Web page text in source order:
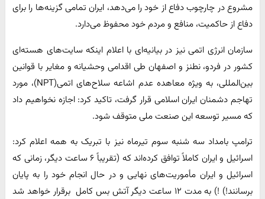
مشروع در چارچوب دفاع از خود را می‌دهد، ایران تمامی گزینه‌ها را برای
دفاع از حاکمیت، منافع و مردم خود محفوظ می‌دارد.
سازمان انرژی اتمی نیز در بیانیه‌ای با اعلام اینکه سایت‌های هسته‌ای
کشور در فردو، نطنز و اصفهان طی اقدامی وحشیانه و مغایر با قوانین
بین‌المللی، به ویژه معاهده عدم اشاعه سلاح‌های اتمی(NPT)، مورد
تهاجم دشمنان ایران اسلامی قرار گرفت، تاکید کرد: اجازه‌ نخواهیم داد
که مسیر توسعه این صنعت ملی متوقف شود.
ترامپ بامداد سه شنبه سوم تیرماه نیز با تبریک به همه اعلام کرد:
اسرائیل و ایران کاملاً توافق کرده‌اند که (تقریباً ۶ ساعت دیگر، زمانی که
اسرائیل و ایران مأموریت‌های نهایی و در حال انجام خود را به پایان
برسانند!) !) به مدت ۱۲ ساعت دیگر آتش بس کامل برقرار خواهد شد